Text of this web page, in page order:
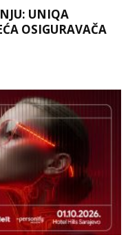
UNIQA
OSIGURAVAČA